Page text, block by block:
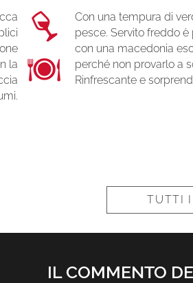
la
Con una tempura di
pesce. Servito freddo è
con una macedonia
perché non provarlo a
Rinfrescante e
TUTTI
IL COMMENTO